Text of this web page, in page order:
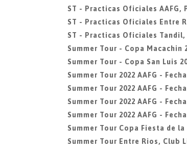
ST - Practicas Oficiales AAFG,
ST - Practicas Oficiales Entre
ST - Practicas Oficiales
Summer Tour - Copa Macachin
Summer Tour - Copa San Luis
Summer Tour 2022 AAFG -
Summer Tour 2022 AAFG -
Summer Tour 2022 AAFG -
Summer Tour 2022 AAFG -
Summer Tour Copa Fiesta de
Summer Tour Entre Rios, Club